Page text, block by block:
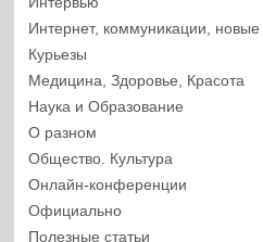
Интернет, коммуникации, новые
Курьезы
Медицина, Здоровье, Красота
Наука и Образование
О разном
Общество. Культура
Онлайн-конференции
Официально
Полезные статьи